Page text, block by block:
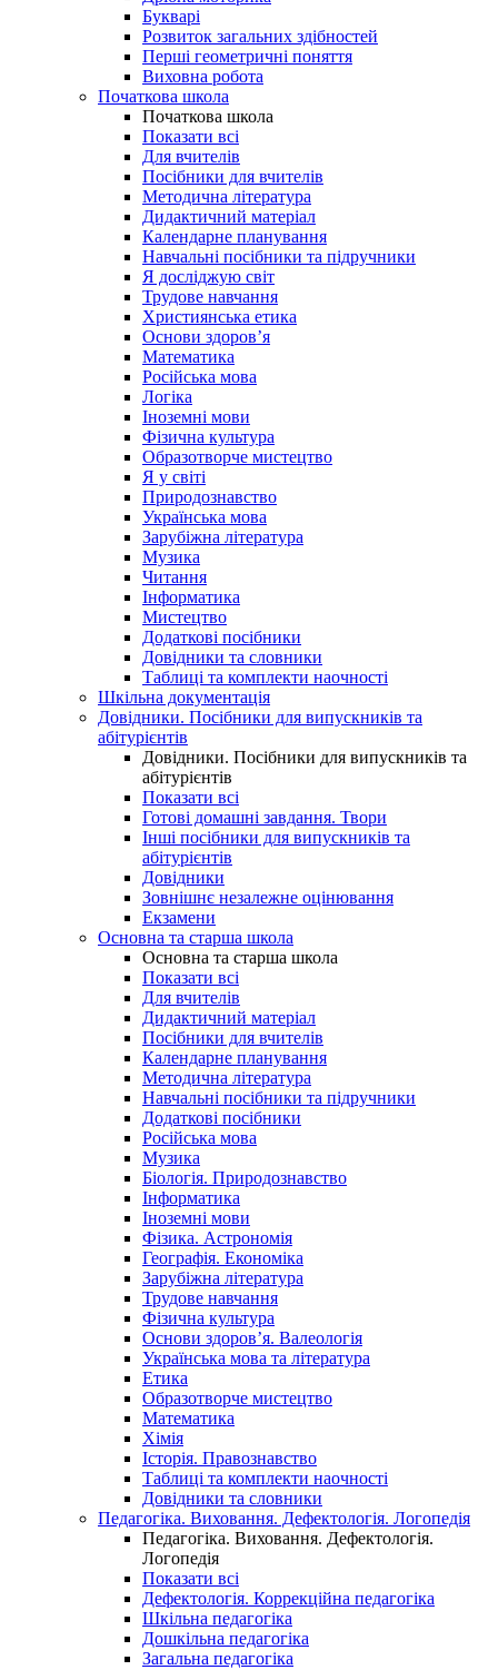
Букварі
Розвиток загальних здібностей
Перші геометричні поняття
Виховна робота
Початкова школа
Початкова школа
Показати всі
Для вчителів
Посібники для вчителів
Методична література
Дидактичний матеріал
Календарне планування
Навчальні посібники та підручники
Я досліджую світ
Трудове навчання
Християнська етика
Основи здоров’я
Математика
Російська мова
Логіка
Іноземні мови
Фізична культура
Образотворче мистецтво
Я у світі
Природознавство
Українська мова
Зарубіжна література
Музика
Читання
Інформатика
Мистецтво
Додаткові посібники
Довідники та словники
Таблиці та комплекти наочності
Шкільна документація
Довідники. Посібники для випускників та
абітурієнтів
Довідники. Посібники для випускників та
абітурієнтів
Показати всі
Готові домашні завдання. Твори
Інші посібники для випускників та
абітурієнтів
Довідники
Зовнішнє незалежне оцінювання
Екзамени
Основна та старша школа
Основна та старша школа
Показати всі
Для вчителів
Дидактичний матеріал
Посібники для вчителів
Календарне планування
Методична література
Навчальні посібники та підручники
Додаткові посібники
Російська мова
Музика
Біологія. Природознавство
Інформатика
Іноземні мови
Фізика. Астрономія
Географія. Економіка
Зарубіжна література
Трудове навчання
Фізична культура
Основи здоров’я. Валеологія
Українська мова та література
Етика
Образотворче мистецтво
Математика
Хімія
Історія. Правознавство
Таблиці та комплекти наочності
Довідники та словники
Педагогіка. Виховання. Дефектологія. Логопедія
Педагогіка. Виховання. Дефектологія.
Логопедія
Показати всі
Дефектологія. Коррекційна педагогіка
Шкільна педагогіка
Дошкільна педагогіка
Загальна педагогіка